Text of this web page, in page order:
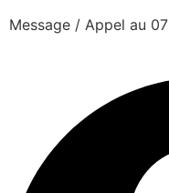
Message / Appel au